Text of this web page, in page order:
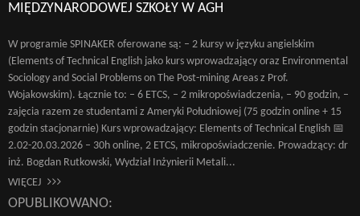
MIĘDZYNARODOWEJ SZKOŁY W AGH
W programie SPINAKER oferowane są: – 2 kursy w języku angielskim
(Elements of Technical English jako kurs wprowadzający oraz Environmental
Sociology and Social Problems on The Post-mining Areas z Prof.
Wojakowskim). Łącznie to: – 6 ETCS, – 2 mikropoświadczenia, – 90 godzin, –
zajęcia razem ze studentami z Ameryki Południowej (75 godzin online + 15
godzin stacjonarnie) Kurs wprowadzający: Elements of Technical English 📅
2.02-20.03.2026 – 30h online, 2 ETCS, mikropoświadczenie. Prowadzący: dr
inż. Bogdan Rutkowski, Wydział Inżynierii Metali...
WIĘCEJ
OPUBLIKOWANO: